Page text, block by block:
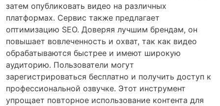
затем опубликовать видео на различных
платформах. Сервис также предлагает
оптимизацию SEO. Доверяя лучшим брендам, он
повышает вовлеченность и охват, так как видео
обрабатываются быстрее и имеют широкую
аудиторию. Пользователи могут
зарегистрироваться бесплатно и получить доступ к
профессиональной озвучке. Этот инструмент
упрощает повторное использование контента для